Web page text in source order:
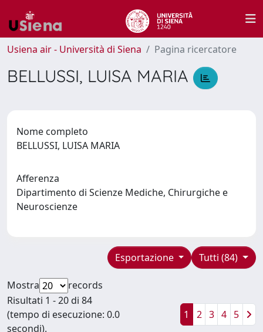
Usiena air - Università di Siena Pagina ricercatore
BELLUSSI, LUISA MARIA
Nome completo
BELLUSSI, LUISA MARIA
Afferenza
Dipartimento di Scienze Mediche, Chirurgiche e
Neuroscienze
Tutti (84)
Esportazione
Mostra
records
Risultati 1 - 20 di 84
(tempo di esecuzione: 0.0
secondi).
1 2 3 4 5